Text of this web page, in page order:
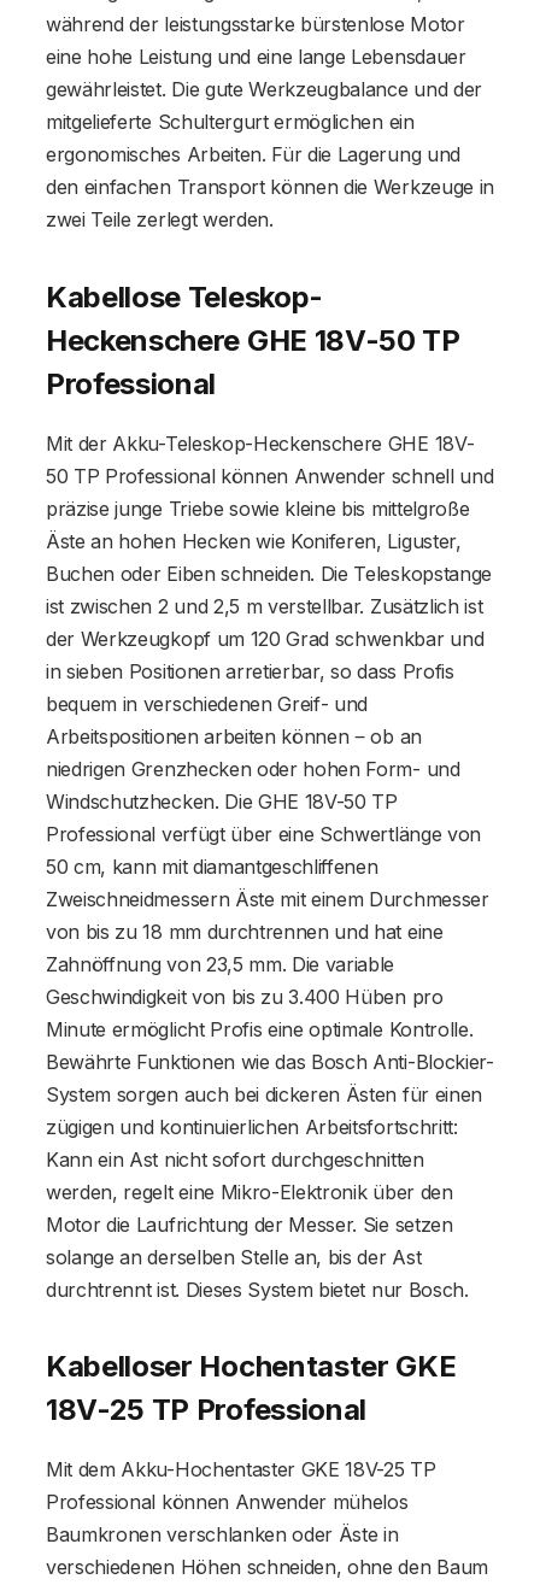
während der leistungsstarke bürstenlose Motor
eine hohe Leistung und eine lange Lebensdauer
gewährleistet. Die gute Werkzeugbalance und der
mitgelieferte Schultergurt ermöglichen ein
ergonomisches Arbeiten. Für die Lagerung und
den einfachen Transport können die Werkzeuge in
zwei Teile zerlegt werden.
Kabellose Teleskop-
Heckenschere GHE 18V-50 TP
Professional
Mit der Akku-Teleskop-Heckenschere GHE 18V-
50 TP Professional können Anwender schnell und
präzise junge Triebe sowie kleine bis mittelgroße
Äste an hohen Hecken wie Koniferen, Liguster,
Buchen oder Eiben schneiden. Die Teleskopstange
ist zwischen 2 und 2,5 m verstellbar. Zusätzlich ist
der Werkzeugkopf um 120 Grad schwenkbar und
in sieben Positionen arretierbar, so dass Profis
bequem in verschiedenen Greif- und
Arbeitspositionen arbeiten können ‒ ob an
niedrigen Grenzhecken oder hohen Form- und
Windschutzhecken. Die GHE 18V-50 TP
Professional verfügt über eine Schwertlänge von
50 cm, kann mit diamantgeschliffenen
Zweischneidmessern Äste mit einem Durchmesser
von bis zu 18 mm durchtrennen und hat eine
Zahnöffnung von 23,5 mm. Die variable
Geschwindigkeit von bis zu 3.400 Hüben pro
Minute ermöglicht Profis eine optimale Kontrolle.
Bewährte Funktionen wie das Bosch Anti-Blockier-
System sorgen auch bei dickeren Ästen für einen
zügigen und kontinuierlichen Arbeitsfortschritt:
Kann ein Ast nicht sofort durchgeschnitten
werden, regelt eine Mikro-Elektronik über den
Motor die Laufrichtung der Messer. Sie setzen
solange an derselben Stelle an, bis der Ast
durchtrennt ist. Dieses System bietet nur Bosch.
Kabelloser Hochentaster GKE
18V-25 TP Professional
Mit dem Akku-Hochentaster GKE 18V-25 TP
Professional können Anwender mühelos
Baumkronen verschlanken oder Äste in
verschiedenen Höhen schneiden, ohne den Baum